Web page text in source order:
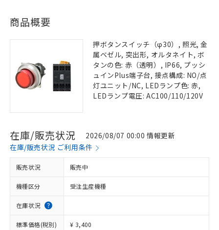
商品概要
押ボタンスイッチ（φ30）, 照光, 金
属ベゼル, 突出形, オルタネイト, ボ
タンの色: 赤（透明）, IP66, プッシ
ュインPlus端子台, 接点構成: NO/点
灯ユニット/NC, LEDランプ色: 赤,
LEDランプ電圧: AC100/110/120V
在庫/販売状況
2026/08/07 00:00 情報更新
在庫/販売状況 ご利用条件
販売状況 販売中
機種区分 受注生産機種
在庫状況
標準価格(税別) ¥ 3,400